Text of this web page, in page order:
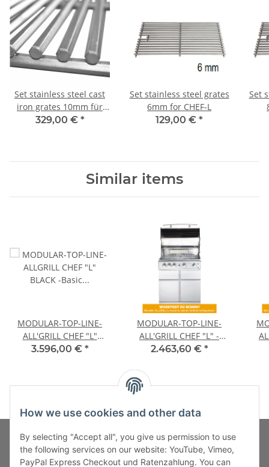
Set stainless steel cast
iron grates 10mm für
CHEF-L
329,00 € *
Set stainless steel grates
6mm for CHEF-L
129,00 € *
Set
Similar items
MODULAR-TOP-LINE-
ALL'GRILL CHEF "L"
BLACK -Basic model-
3.596,00 € *
MODULAR-TOP-LINE-
ALL'GRILL CHEF "L" -
Basic Model-
2.463,60 € *
Fuss-Zahlung-Versand-Kontakt
How we use cookies and other data
By selecting "Accept all", you give us permission to use
the following services on our website: YouTube, Vimeo,
PayPal Express Checkout und Ratenzahlung. You can